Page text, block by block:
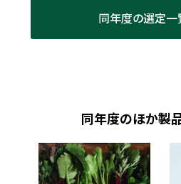
同年度の選定一
同年度のほか製